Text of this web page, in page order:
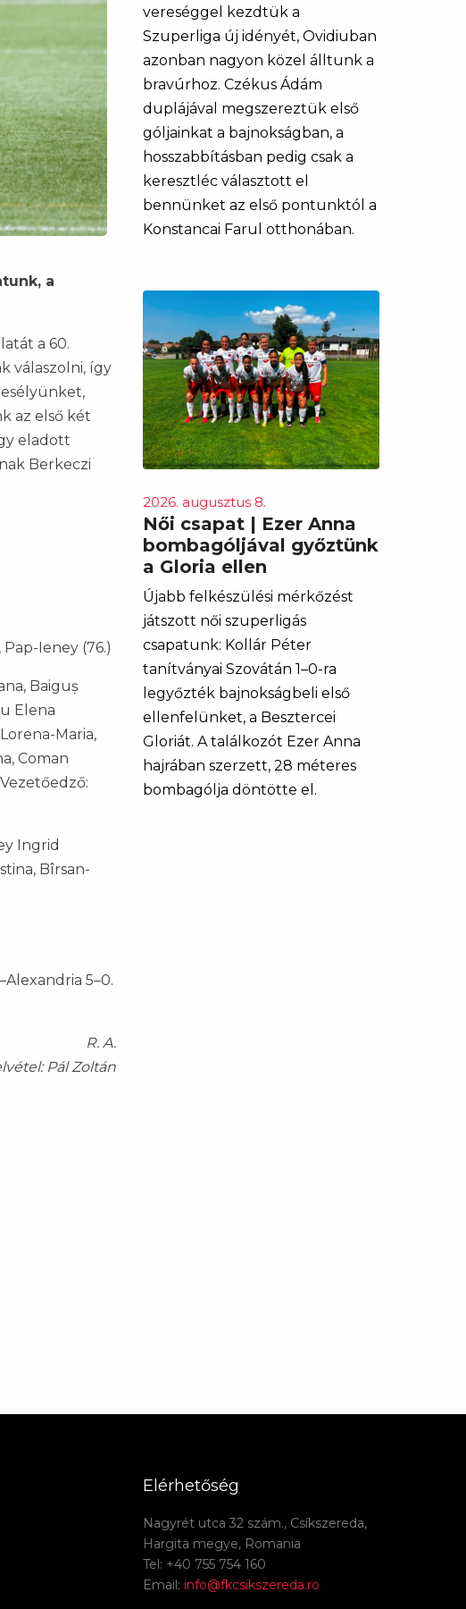
a
a 60.
válaszolni, így
az első két
eladott
Berkeczi
Ieney (76.)
Baiguș
Elena
Maria,
Coman
Ingrid
Bîrsan-
5–0.
R. A.
Pál Zoltán
vereséggel kezdtük a
Szuperliga új idényét, Ovidiuban
azonban nagyon közel álltunk a
bravúrhoz. Czékus Ádám
duplájával megszereztük első
góljainkat a bajnokságban, a
hosszabbításban pedig csak a
keresztléc választott el
bennünket az első pontunktól a
Konstancai Farul otthonában.
2026. augusztus 8.
Női csapat | Ezer Anna
bombagóljával győztünk
a Gloria ellen
Újabb felkészülési mérkőzést
játszott női szuperligás
csapatunk: Kollár Péter
tanítványai Szovátán 1–0-ra
legyőzték bajnokságbeli első
ellenfelünket, a Besztercei
Gloriát. A találkozót Ezer Anna
hajrában szerzett, 28 méteres
bombagólja döntötte el.
Elérhetőség
Nagyrét utca 32 szám., Csíkszereda,
Hargita megye, Romania
Tel: +40 755 754 160
Email: info@fkcsikszereda.ro